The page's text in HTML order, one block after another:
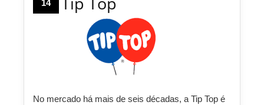
14
No mercado há mais de seis décadas, a Tip Top é